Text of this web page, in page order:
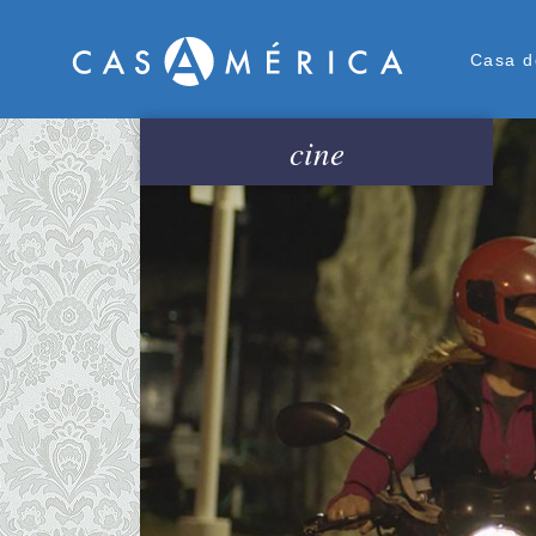
Casa
cine